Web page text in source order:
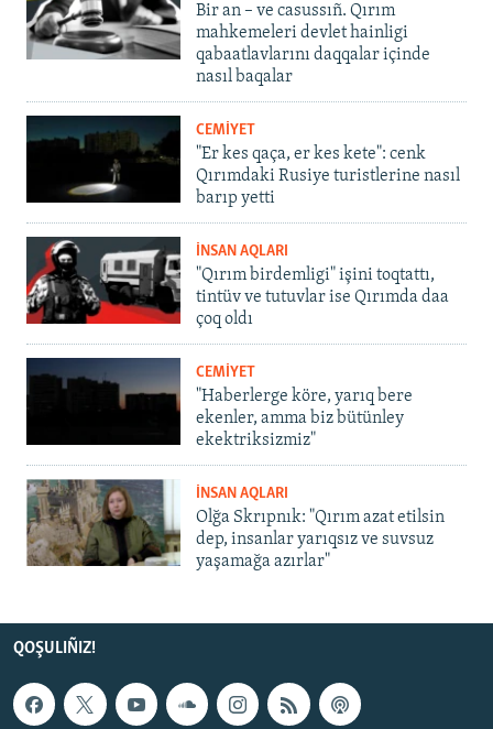
Bir an – ve casussıñ. Qırım
mahkemeleri devlet hainligi
qabaatlavlarını daqqalar içinde
nasıl baqalar
CEMİYET
"Er kes qaça, er kes kete": cenk
Qırımdaki Rusiye turistlerine nasıl
barıp yetti
İNSAN AQLARI
"Qırım birdemligi" işini toqtattı,
tintüv ve tutuvlar ise Qırımda daa
çoq oldı
CEMİYET
"Haberlerge köre, yarıq bere
ekenler, amma biz bütünley
ekektriksizmiz"
İNSAN AQLARI
Olğa Skrıpnık: "Qırım azat etilsin
dep, insanlar yarıqsız ve suvsuz
yaşamağa azırlar"
QOŞULIÑIZ!